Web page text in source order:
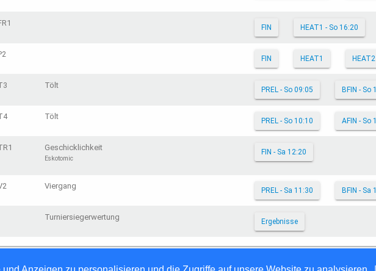
FIN HEAT1 - So 16:20
FIN HEAT1 HEAT2
Tölt PREL - So 09:05 BFIN - So
Tölt PREL - So 10:10 AFIN - So
Geschicklichkeit
Eskotomic
FIN - Sa 12:20
Viergang PREL - Sa 11:30 BFIN - Sa
Turniersiegerwertung Ergebnisse